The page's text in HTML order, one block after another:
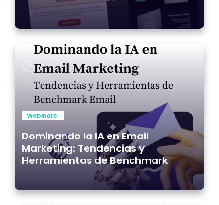
Webinars
Dominando la IA en Email
Marketing: Tendencias y
Herramientas de Benchmark